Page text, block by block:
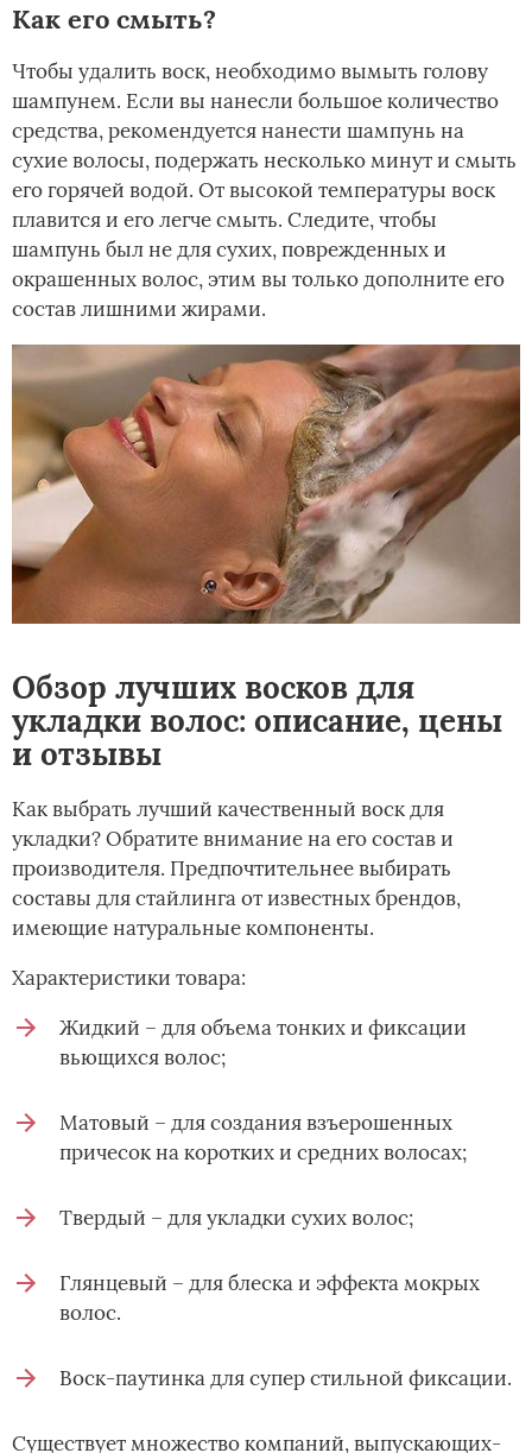
Как его смыть?
Чтобы удалить воск, необходимо вымыть голову
шампунем. Если вы нанесли большое количество
средства, рекомендуется нанести шампунь на
сухие волосы, подержать несколько минут и смыть
его горячей водой. От высокой температуры воск
плавится и его легче смыть. Следите, чтобы
шампунь был не для сухих, поврежденных и
окрашенных волос, этим вы только дополните­ его
состав лишними жирами.
Обзор лучших восков для
укладки волос: описание, цены
и отзывы
Как выбрать лучший качественный воск для
укладки? Обратите внимание на его состав и
производителя. Предпочтительнее выбирать
составы для стайлинга от известных брендов,
имеющие натуральные компоненты.
Характеристики товара:
Жидкий – для объема тонких и фиксации
вьющихся волос;
Матовый – для создания взъерошенных
причесок на коротких и средних волосах;
Твердый – для укладки сухих волос;
Глянцевый – для блеска и эффекта мокрых
волос.
Воск-паутинка для супер стильной фиксации.
Существует множество компаний, выпускающих­